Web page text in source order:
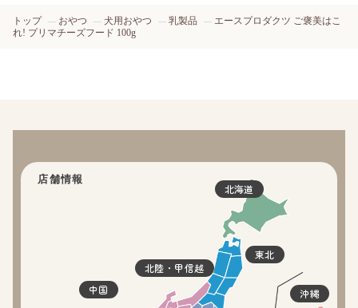
トップ おやつ 犬用おやつ 乳製品
エースプロダクツ ご褒美はこ
れ! プリマチーズフード 100g
店舗情報
北海道
東北
北陸・甲信越
中国 沖縄